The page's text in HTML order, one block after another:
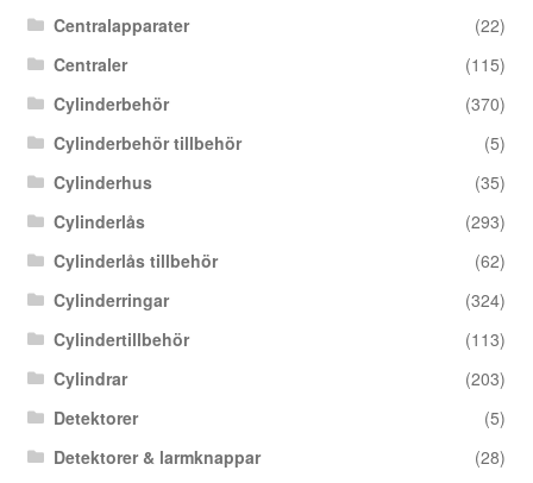
Centralapparater
(22)
Centraler
(115)
Cylinderbehör
(370)
Cylinderbehör tillbehör
(5)
Cylinderhus
(35)
Cylinderlås
(293)
Cylinderlås tillbehör
(62)
Cylinderringar
(324)
Cylindertillbehör
(113)
Cylindrar
(203)
Detektorer
(5)
Detektorer & larmknappar
(28)